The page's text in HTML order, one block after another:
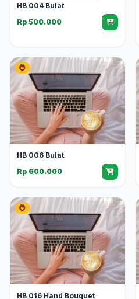
HB 004 Bulat
Rp 500.000
HB 006 Bulat
Rp 600.000
HB 016 Hand Bouquet